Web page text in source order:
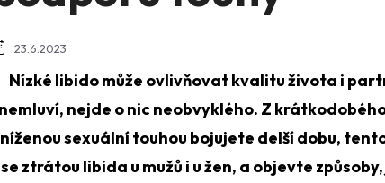
23.6.2023
Nízké libido může ovlivňovat kvalitu života i
nemluví, nejde o nic neobvyklého. Z
sexuální touhou bojujete delší dobu,
se ztrátou libida u mužů i u žen, a objevte